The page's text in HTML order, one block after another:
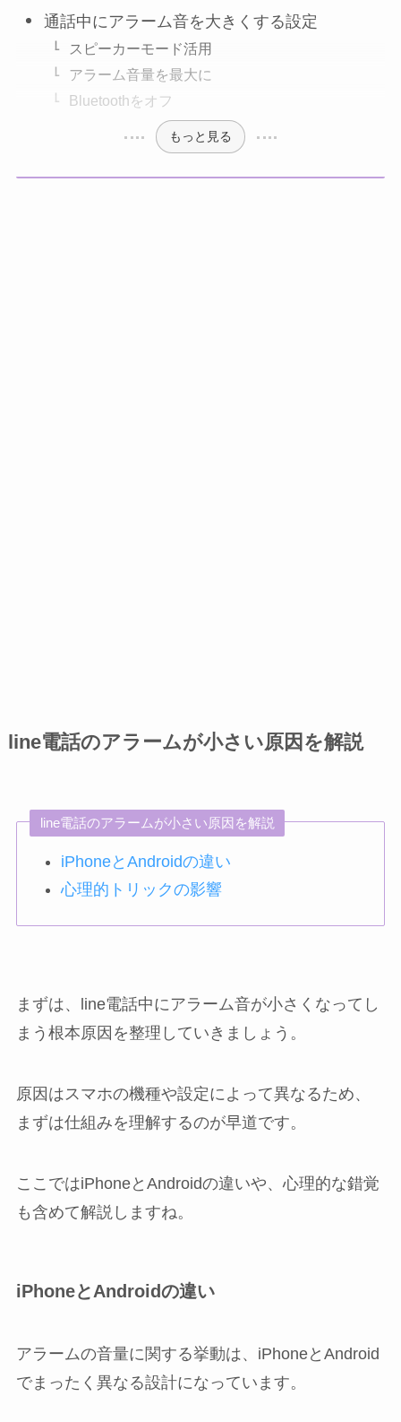
通話中にアラーム音を大きくする設定
スピーカーモード活用
アラーム音量を最大に
Bluetoothをオフ
もっと見る
line電話のアラームが小さい原因を解説
line電話のアラームが小さい原因を解説
iPhoneとAndroidの違い
心理的トリックの影響
まずは、line電話中にアラーム音が小さくなってし
まう根本原因を整理していきましょう。
原因はスマホの機種や設定によって異なるため、
まずは仕組みを理解するのが早道です。
ここではiPhoneとAndroidの違いや、心理的な錯覚
も含めて解説しますね。
iPhoneとAndroidの違い
アラームの音量に関する挙動は、iPhoneとAndroid
でまったく異なる設計になっています。